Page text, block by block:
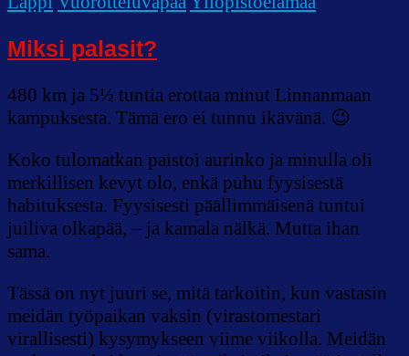
Miksi palasit?
480 km ja 5½ tuntia erottaa minut Linnanmaan
kampuksesta. Tämä ero ei tunnu ikävänä. 😉
Koko tulomatkan paistoi aurinko ja minulla oli
merkillisen kevyt olo, enkä puhu fyysisestä
habituksesta. Fyysisesti päällimmäisenä tuntui
juiliva olkapää, – ja kamala nälkä. Mutta ihan
sama.
Tässä on nyt juuri se, mitä tarkoitin, kun vastasin
meidän työpaikan vaksin (virastomestari
virallisesti) kysymykseen viime viikolla. Meidän